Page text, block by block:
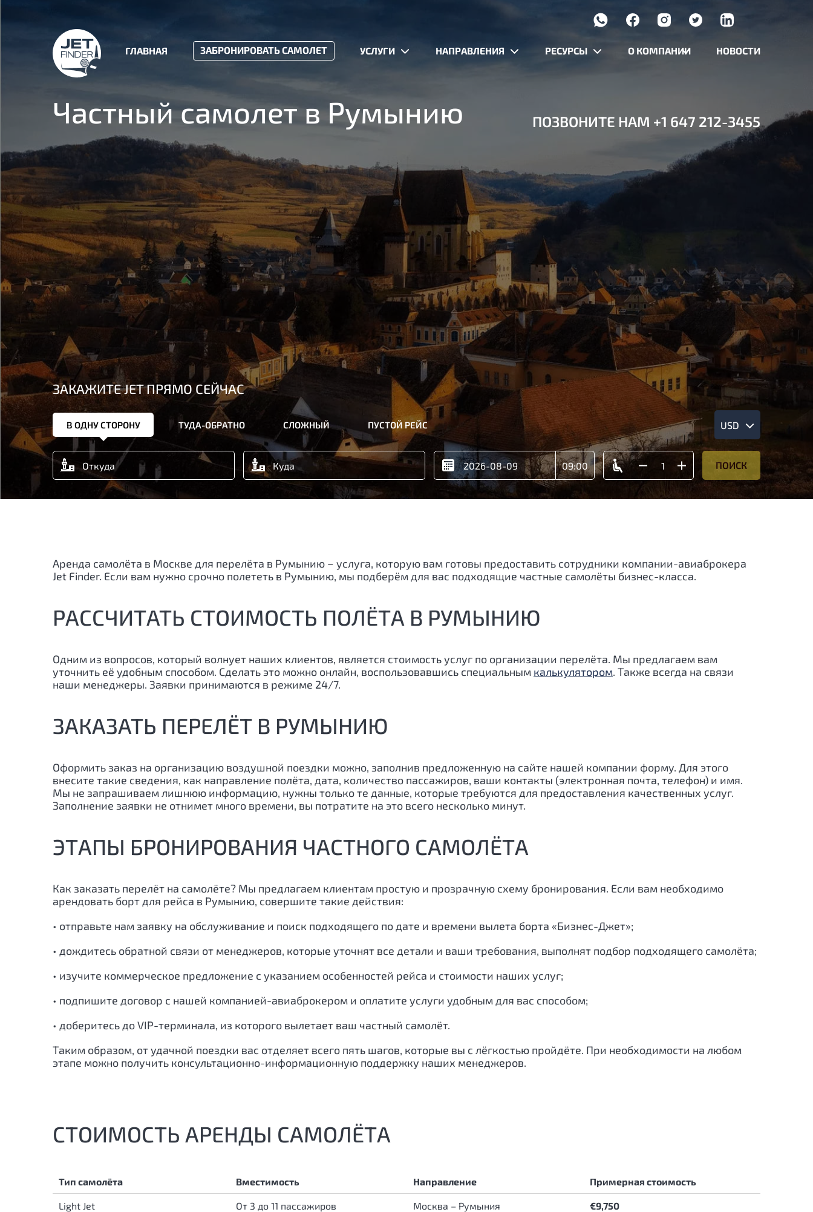
ГЛАВНАЯ ЗАБРОНИРОВАТЬ САМОЛЕТ УСЛУГИ НАПРАВЛЕНИЯ РЕСУРСЫ О КОМПАНИИ НОВОСТИ
Частный самолет в Румынию ПОЗВОНИТЕ НАМ +1 647 212-3455
ЗАКАЖИТЕ JET ПРЯМО СЕЙЧАС
В ОДНУ СТОРОНУ ТУДА-ОБРАТНО СЛОЖНЫЙ ПУСТОЙ РЕЙС USD
ПОИСК
Аренда самолёта в Москве для перелёта в Румынию − услуга, которую вам готовы предоставить сотрудники компании-авиаброкера
Jet Finder. Если вам нужно срочно полететь в Румынию, мы подберём для вас подходящие частные самолёты бизнес-класса.
РАССЧИТАТЬ СТОИМОСТЬ ПОЛЁТА В РУМЫНИЮ
Одним из вопросов, который волнует наших клиентов, является стоимость услуг по организации перелёта. Мы предлагаем вам
уточнить её удобным способом. Сделать это можно онлайн, воспользовавшись специальным калькулятором. Также всегда на связи
наши менеджеры. Заявки принимаются в режиме 24/7.
ЗАКАЗАТЬ ПЕРЕЛЁТ В РУМЫНИЮ
Оформить заказ на организацию воздушной поездки можно, заполнив предложенную на сайте нашей компании форму. Для этого
внесите такие сведения, как направление полёта, дата, количество пассажиров, ваши контакты (электронная почта, телефон) и имя.
Мы не запрашиваем лишнюю информацию, нужны только те данные, которые требуются для предоставления качественных услуг.
Заполнение заявки не отнимет много времени, вы потратите на это всего несколько минут.
ЭТАПЫ БРОНИРОВАНИЯ ЧАСТНОГО САМОЛЁТА
Как заказать перелёт на самолёте? Мы предлагаем клиентам простую и прозрачную схему бронирования. Если вам необходимо
арендовать борт для рейса в Румынию, совершите такие действия:
• отправьте нам заявку на обслуживание и поиск подходящего по дате и времени вылета борта «Бизнес-Джет»;
• дождитесь обратной связи от менеджеров, которые уточнят все детали и ваши требования, выполнят подбор подходящего самолёта;
• изучите коммерческое предложение с указанием особенностей рейса и стоимости наших услуг;
• подпишите договор с нашей компанией-авиаброкером и оплатите услуги удобным для вас способом;
• доберитесь до VIP-терминала, из которого вылетает ваш частный самолёт.
Таким образом, от удачной поездки вас отделяет всего пять шагов, которые вы с лёгкостью пройдёте. При необходимости на любом
этапе можно получить консультационно-информационную поддержку наших менеджеров.
СТОИМОСТЬ АРЕНДЫ САМОЛЁТА
Тип самолёта Вместимость Направление Примерная стоимость
Light Jet От 3 до 11 пассажиров Москва – Румыния €9,750